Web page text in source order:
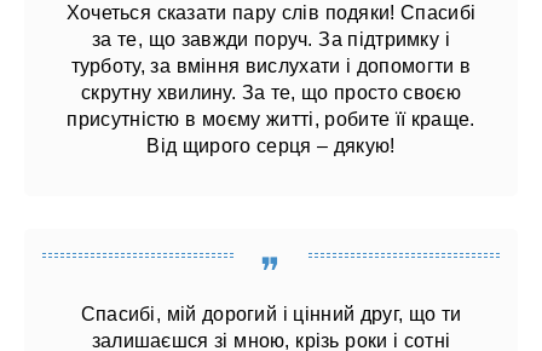
Хочеться сказати пару слів подяки! Спасибі
за те, що завжди поруч. За підтримку і
турботу, за вміння вислухати і допомогти в
скрутну хвилину. За те, що просто своєю
присутністю в моєму житті, робите її краще.
Від щирого серця – дякую!
Спасибі, мій дорогий і цінний друг, що ти
залишаєшся зі мною, крізь роки і сотні